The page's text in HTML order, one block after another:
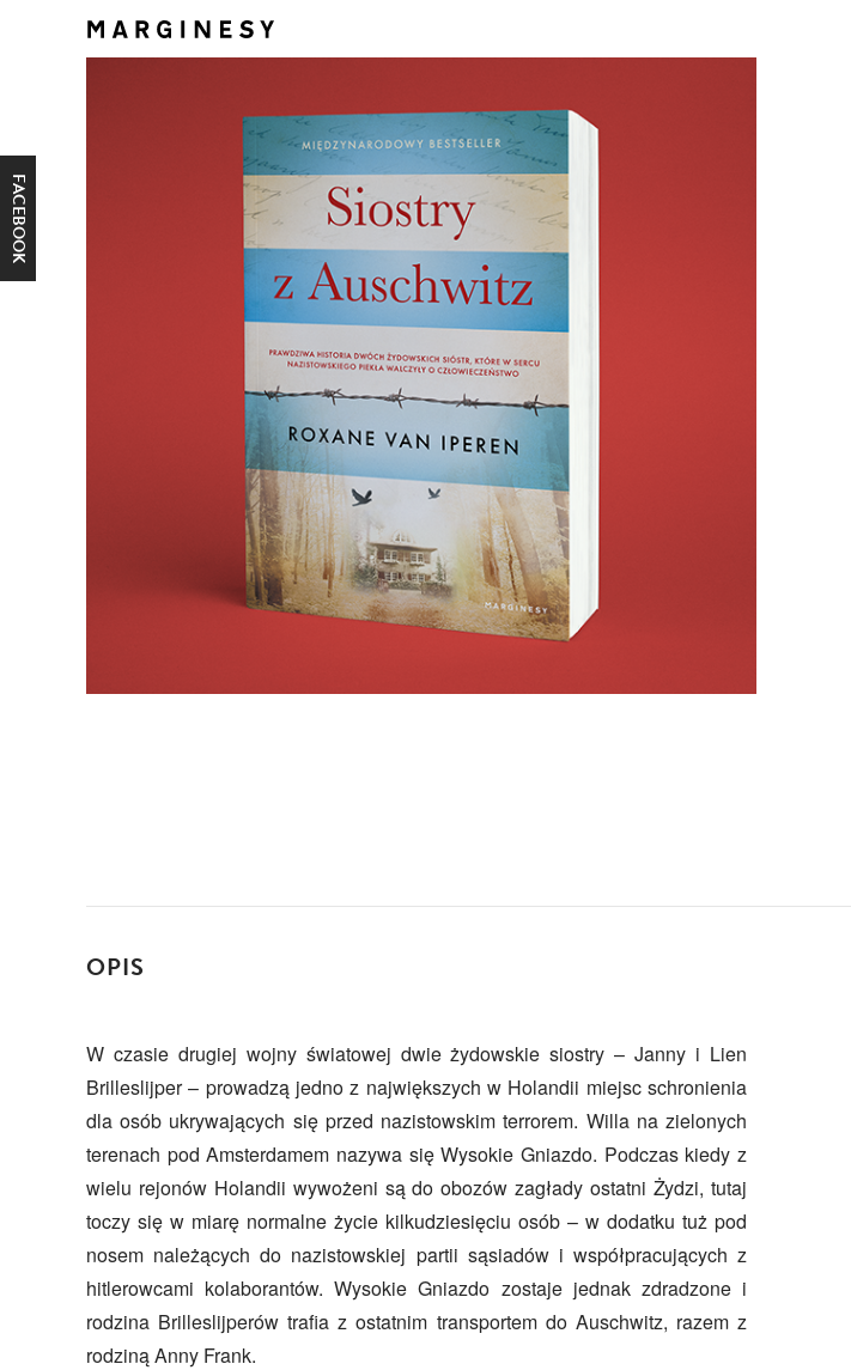
FACEBOOK
OPIS
W czasie drugiej wojny światowej dwie żydowskie siostry – Janny i Lien
Brilleslijper – prowadzą jedno z największych w Holandii miejsc schronienia
dla osób ukrywających się przed nazistowskim terrorem. Willa na zielonych
terenach pod Amsterdamem nazywa się Wysokie Gniazdo. Podczas kiedy z
wielu rejonów Holandii wywożeni są do obozów zagłady ostatni Żydzi, tutaj
toczy się w miarę normalne życie kilkudziesięciu osób – w dodatku tuż pod
nosem należących do nazistowskiej partii sąsiadów i współpracujących z
hitlerowcami kolaborantów. Wysokie Gniazdo zostaje jednak zdradzone i
rodzina Brilleslijperów trafia z ostatnim transportem do Auschwitz, razem z
rodziną Anny Frank.